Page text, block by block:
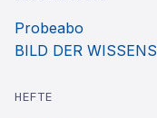
Probeabo
BILD DER
HEFTE